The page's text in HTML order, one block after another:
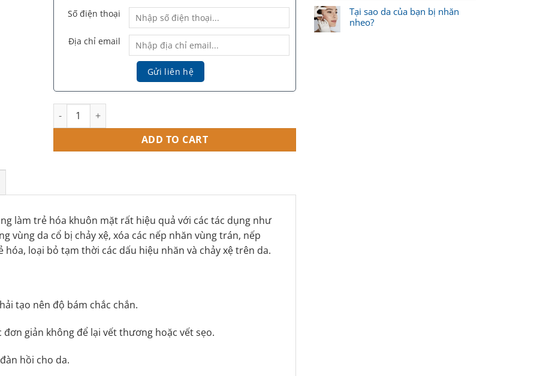
Tại sao da của bạn bị nhăn
nheo?
Số điện thoại
Địa chỉ email
White Medience Chỉ Sinh Học WE Cog L PDO 23G 90mm (L) quantity
ADD TO CART
làm trẻ hóa khuôn mặt rất hiệu quả với các tác dụng như
vùng da cổ bị chảy xệ, xóa các nếp nhăn vùng trán, nếp
loại bỏ tạm thời các dấu hiệu nhăn và chảy xệ trên da.
tạo nên độ bám chắc chắn.
giản không để lại vết thương hoặc vết sẹo.
hồi cho da.